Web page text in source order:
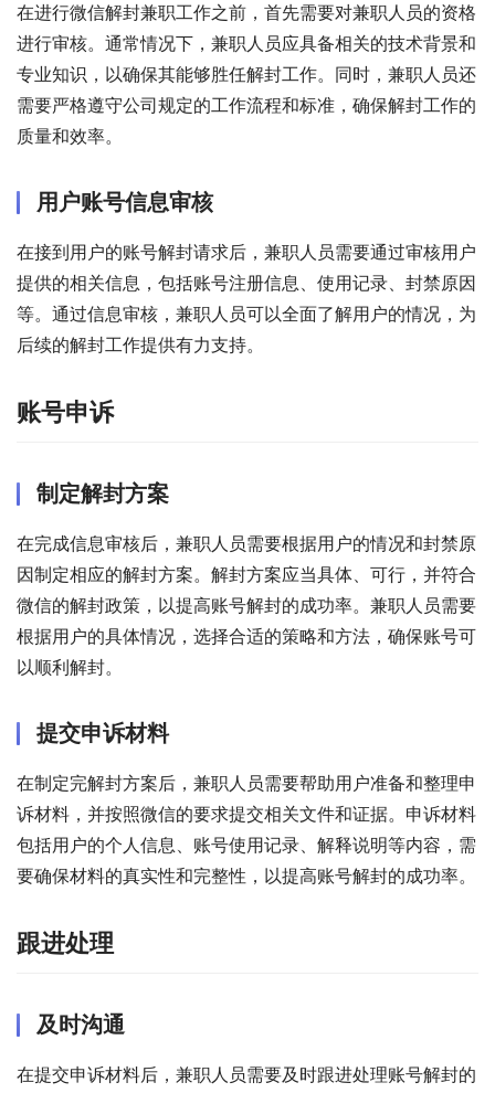
在进行微信解封兼职工作之前，首先需要对兼职人员的资格
进行审核。通常情况下，兼职人员应具备相关的技术背景和
专业知识，以确保其能够胜任解封工作。同时，兼职人员还
需要严格遵守公司规定的工作流程和标准，确保解封工作的
质量和效率。
用户账号信息审核
在接到用户的账号解封请求后，兼职人员需要通过审核用户
提供的相关信息，包括账号注册信息、使用记录、封禁原因
等。通过信息审核，兼职人员可以全面了解用户的情况，为
后续的解封工作提供有力支持。
账号申诉
制定解封方案
在完成信息审核后，兼职人员需要根据用户的情况和封禁原
因制定相应的解封方案。解封方案应当具体、可行，并符合
微信的解封政策，以提高账号解封的成功率。兼职人员需要
根据用户的具体情况，选择合适的策略和方法，确保账号可
以顺利解封。
提交申诉材料
在制定完解封方案后，兼职人员需要帮助用户准备和整理申
诉材料，并按照微信的要求提交相关文件和证据。申诉材料
包括用户的个人信息、账号使用记录、解释说明等内容，需
要确保材料的真实性和完整性，以提高账号解封的成功率。
跟进处理
及时沟通
在提交申诉材料后，兼职人员需要及时跟进处理账号解封的